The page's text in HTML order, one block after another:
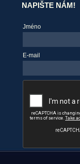
NAPIŠTE NÁM!
Jméno
E-mail